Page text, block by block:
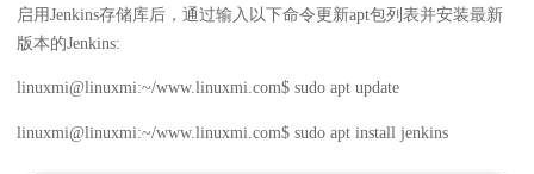
启用Jenkins存储库后，通过输入以下命令更新apt包列表并安装最新
版本的Jenkins:
linuxmi@linuxmi:~/www.linuxmi.com$ sudo apt update
linuxmi@linuxmi:~/www.linuxmi.com$ sudo apt install jenkins